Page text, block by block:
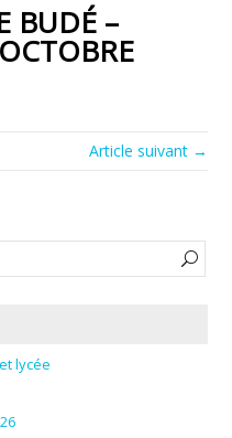
Article suivant →
lycée